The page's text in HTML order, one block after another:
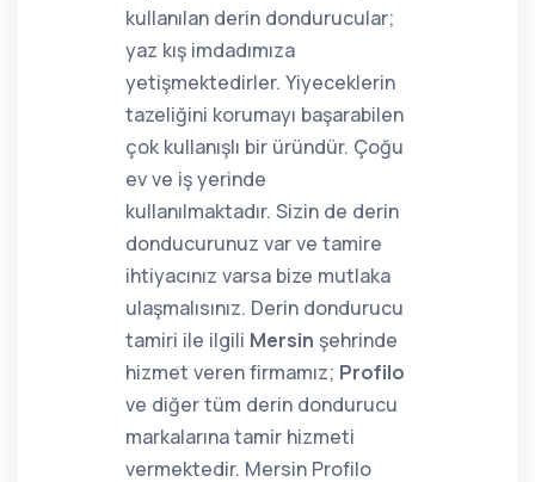
kullanılan derin dondurucular;
yaz kış imdadımıza
yetişmektedirler. Yiyeceklerin
tazeliğini korumayı başarabilen
çok kullanışlı bir üründür. Çoğu
ev ve iş yerinde
kullanılmaktadır. Sizin de derin
donducurunuz var ve tamire
ihtiyacınız varsa bize mutlaka
ulaşmalısınız. Derin dondurucu
tamiri ile ilgili Mersin şehrinde
hizmet veren firmamız; Profilo
ve diğer tüm derin dondurucu
markalarına tamir hizmeti
vermektedir. Mersin Profilo